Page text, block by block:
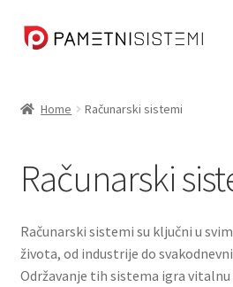
Skip
to
Skip
to
Računarski sistemi
Sigurnosni sistemi
Internet stvari (IoT)
Home Računarski sistemi
Računarski
Računarski sistemi su ključni u
života, od industrije do
Održavanje tih sistema igra vitalnu